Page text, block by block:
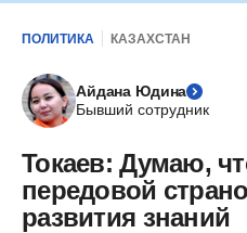
ПОЛИТИКА КАЗАХСТАН
Айдана Юдина
Бывший сотрудник
Токаев: Думаю,
передовой
развития знаний